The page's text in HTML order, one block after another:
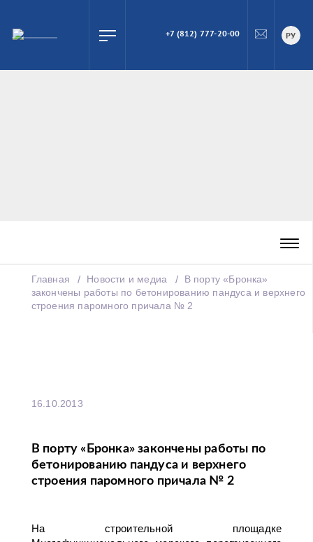
ПОИСК
+7 (812) 777-20-00 РУ
Главная Новости и медиа
В порту «Бронка»
закончены работы по бетонированию пандуса и верхнего
строения паромного причала № 2
16.10.2013
В порту «Бронка» закончены работы по
бетонированию пандуса и верхнего
строения паромного причала № 2
На строительной площадке